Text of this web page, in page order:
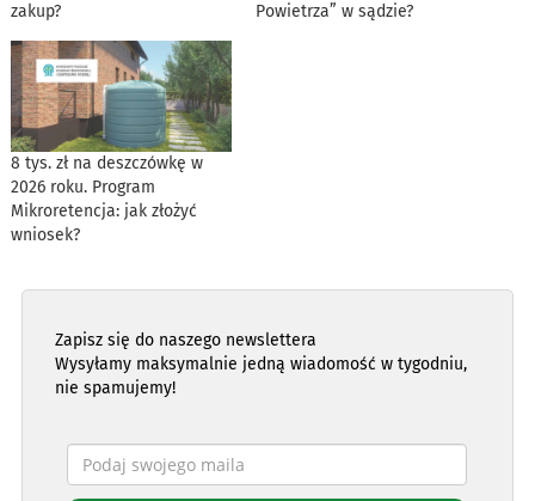
zakup?
Powietrza” w sądzie?
8 tys. zł na deszczówkę w
2026 roku. Program
Mikroretencja: jak złożyć
wniosek?
Zapisz się do naszego newslettera
Wysyłamy maksymalnie jedną wiadomość w tygodniu,
nie spamujemy!